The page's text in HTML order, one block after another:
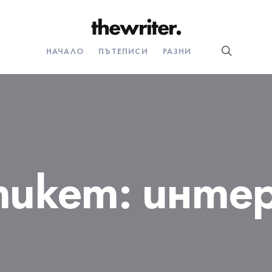
НАЧАЛО ПЪТЕПИСИ РАЗНИ